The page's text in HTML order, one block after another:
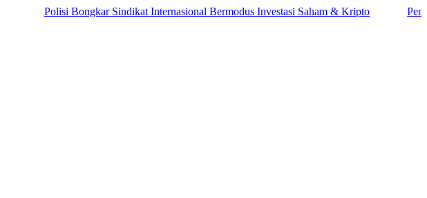
Polisi Bongkar Sindikat Internasional Bermodus Investasi Saham & Kripto